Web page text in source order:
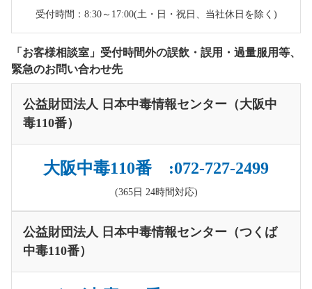
受付時間：8:30～17:00(土・日・祝日、当社休日を除く)
「お客様相談室」受付時間外の誤飲・誤用・過量服用等、
緊急のお問い合わせ先
公益財団法人 日本中毒情報センター（大阪中
毒110番）
大阪中毒110番 :072-727-2499
(365日 24時間対応)
公益財団法人 日本中毒情報センター（つくば
中毒110番）